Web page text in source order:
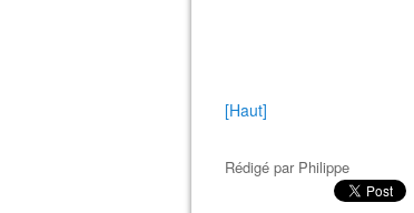
[Haut]
Rédigé par Philippe